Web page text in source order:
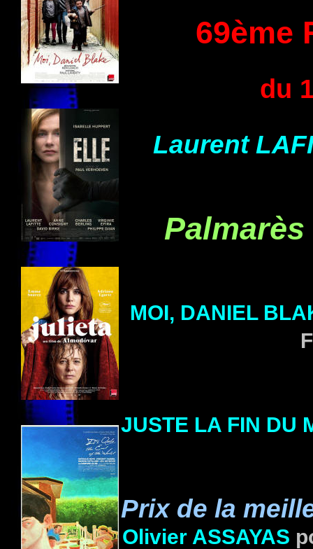
69ème
du
Laurent
MOI, DANIEL
JUSTE LA FIN DU
Prix de la
Olivier ASSAYAS